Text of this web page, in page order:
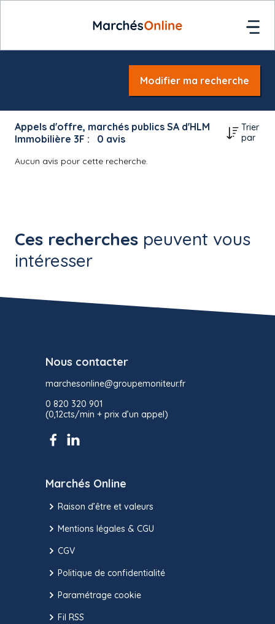
Modifier ma recherche
Appels d'offre, marchés publics SA d'HLM
Immobilière 3F :
0 avis
Trier
par
Aucun avis pour cette recherche.
Ces recherches peuvent vous
intéresser
Nous contacter
marchesonline@groupemoniteur.fr
0 820 320 901
(0,12cts/min + prix d’un appel)
Marchés Online
Raison d’être et valeurs
Mentions légales & CGU
CGV
Politique de confidentialité
Paramétrage cookie
Fil RSS